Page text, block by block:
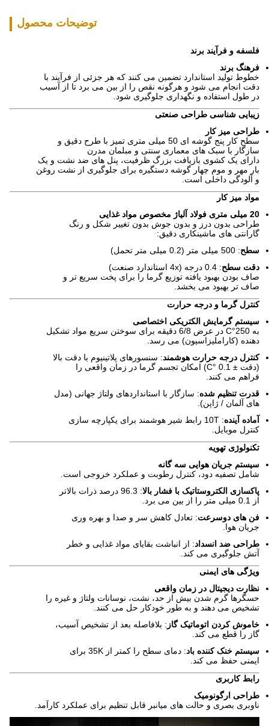
توضیحات محصول
فلسفه و فرآیند برند
فرهنگ برند
خطوط تولید استاندارد تضمین می کنند که هر جزئی از فرآیند با
دقت انجام می شود و هرگونه نقص را از بین می برد تا از آسیب
در طول استفاده و نگهداری جلوگیری شود.
زیبایی شناسی طراحی صنعتی
طراحی میز کار
سطح کار پنج گوشه ای 50 میلی متری تمیز با طرح دقیق و
سازگار با سبک های معماری سنتی و مبلمان مدرن
دارای یک کشوی بازیافت بزرگ ظرفیت، پنل های ضد نشت و یک
بار مهر و موم چهار گوشه دستگیره برای جلوگیری از نشت روغن
و آلودگی داخلی است.
مواد میز کار
20 میلی متری فولاد آلیاژ مخصوص مواد غذایی
طراحی بدون درز و بدون جوش بدون تغییر شکل و رنگ
گارانتی های ماشینکاری دقیق:
سطح: 500 میلی متر (0.2 میلی متر تحمل)
دقت سطح: 0.4 درجه (4x استاندارد صنعت)
صاف بودن بهبود یافته توزیع گرما را برای پخت سریع تر و
صاف تر بهبود می بخشد.
کنترل گرما و درجه حرارت
سیستم گرمایش الکتریکی اختصاصی
به 250°C در عرض 6/8 دقیقه برای سوختن سریع مواد تشکیل
دهنده (کاراملیزاسیون) می رسد.
کنترل درجه حرارت هوشمند: سنسورهای پلاتینیوم با دقت بالا
(دقت ± 0.1 °C) امکان تجسم گرما در زمان واقعی را
فراهم می کنند.
قدرت تنظیم شده: سازگار با استانداردهای ولتاژ جهانی (مدل
های آلمان / ژاپن).
آماده آینده
: 10T رابط شیر هوشمند برای یکپارچه سازی
کنترل موبایل.
تکنولوژی تهویه
سیستم جریان هوایی سه گانه
شامل تصفیه دود، کنترل رطوبت و عملکرد خروجی است.
پاکسازی الکتروستاتیک با فشار بالا
: 96.3 درصد ذرات بالاتر
از 0.1 میلی متر را از بین می برد.
فن های دوسرعت: تعادل کاهش سر و صدا و بهره وری
جریان هوا.
طراحی ضد انسداد: از انباشت بقایای مواد غذایی و خطر
آتش جلوگیری می کند.
ویژگی های ایمنی
نظارت دیجیتال در زمان واقعی
حسگرها گرم شدن بیش از حد، نشت، نوسانات ولتاژ و غیره را
تشخیص می دهند و به طور خودکار حل می کنند.
خاموش کردن اتوماتیک گاز : بلافاصله بعد از تشخیص آسیب،
گاز را قطع می کند.
سیستم خنک کننده باد
: دمای سطح را کمتر از 35K برای
ایمنی حفظ می کند.
رابط کاربری
طراحی ارگونومیک
ناوبری بصری و حالت های میانبر قابل تنظیم برای عملکرد کارآمد.